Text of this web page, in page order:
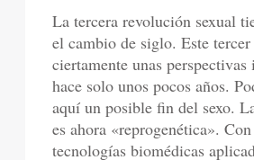
La tercera revolución sexual
el cambio de siglo. Este tercer
ciertamente unas
hace solo unos pocos años.
aquí un posible fin del sexo.
es ahora «reprogenética».
tecnologías biomédicas